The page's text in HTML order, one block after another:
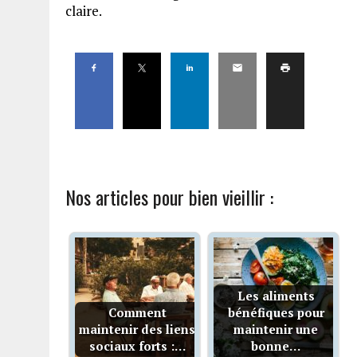
claire.
Nos articles pour bien vieillir :
Comment
maintenir des liens
sociaux forts :…
Les aliments
bénéfiques pour
maintenir une
bonne…